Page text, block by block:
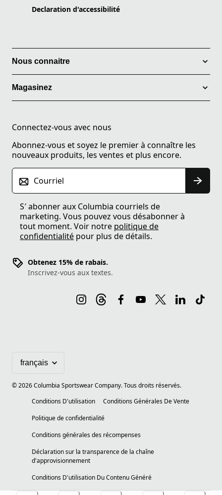
Declaration d'accessibilité
Nous connaitre
Magasinez
Connectez-vous avec nous
Abonnez-vous et soyez le premier à connaître les
nouveaux produits, les ventes et plus encore.
Courriel
S′ abonner aux Columbia courriels de
marketing. Vous pouvez vous désabonner à
tout moment. Voir notre politique de
confidentialité pour plus de détails.
Obtenez 15% de rabais.
Inscrivez-vous aux textes.
©2026Columbia Sportswear Company. Tous droits réservés.
Conditions D'utilisation
Conditions Générales De Vente
Politique de confidentialité
Conditions générales des récompenses
Déclaration sur la transparence de la chaîne
d'approvisionnement
Conditions D'utilisation Du Contenu Généré